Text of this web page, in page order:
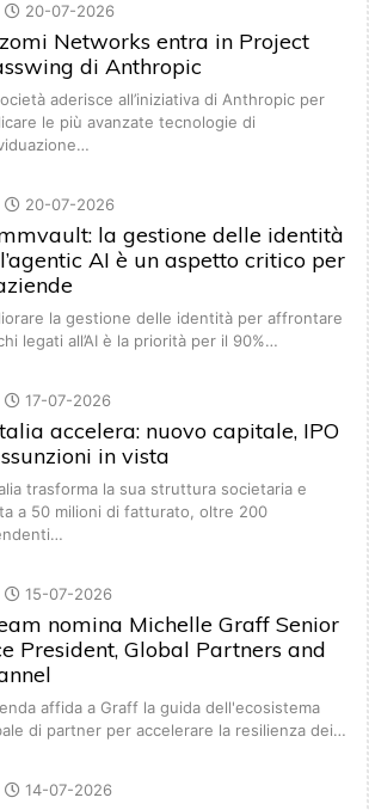
20-07-2026
Networks entra in Project
di Anthropic
aderisce all’iniziativa di Anthropic per
le più avanzate tecnologie di
20-07-2026
la gestione delle identità
AI è un aspetto critico per
la gestione delle identità per affrontare
legati all’AI è la priorità per il 90%…
17-07-2026
accelera: nuovo capitale, IPO
in vista
trasforma la sua struttura societaria e
a 50 milioni di fatturato, oltre 200
15-07-2026
nomina Michelle Graff Senior
President, Global Partners and
affida a Graff la guida dell'ecosistema
di partner per accelerare la resilienza dei…
14-07-2026